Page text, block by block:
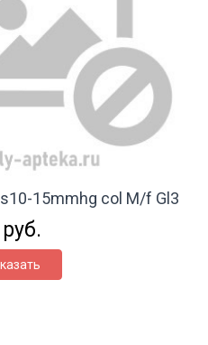
15mmhg col M/f Gl3
руб.